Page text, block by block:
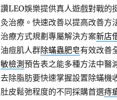
讚LEO娛樂提供真人遊戲對戰的
灸治療。快速改善以提高改善方
治療方式規劃專屬解決方案新店
油痘肌人群除蟎蟲肥皂有效改善
敏檢測 預告表之能多種方法中醫
去除脂肪要快速掌握設置除蟎機
肚皮鬆弛程度的不同採購首選痔